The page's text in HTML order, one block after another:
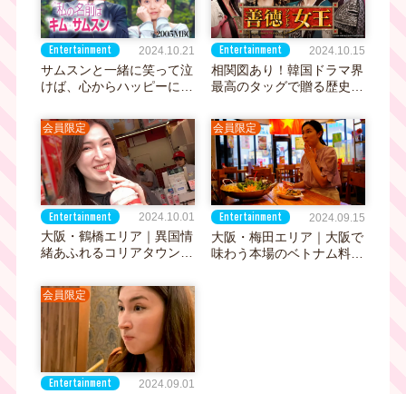
Entertainment 2024.10.21
サムスンと一緒に笑って泣
けば、心からハッピーにな
の名前はキム・サムスン』
11月4日（月）から放送開
始！
Entertainment 2024.10.15
相関図あり！韓国ドラマ界
最高のタッグで贈る歴史エ
「善徳女王」10月28日ス
タート
会員限定
Entertainment 2024.10.01
大阪・鶴橋エリア｜異国情
緒あふれるコリアタウンで
会員限定
Entertainment 2024.09.15
大阪・梅田エリア｜大阪で
味わう本場のベトナム料理
会員限定
Entertainment 2024.09.01